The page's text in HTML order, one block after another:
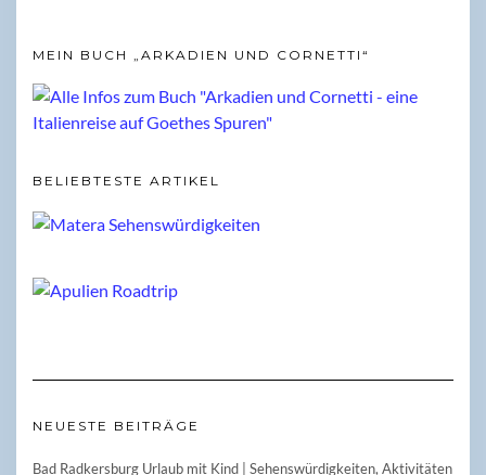
MEIN BUCH „ARKADIEN UND CORNETTI“
BELIEBTESTE ARTIKEL
NEUESTE BEITRÄGE
Bad Radkersburg Urlaub mit Kind | Sehenswürdigkeiten, Aktivitäten